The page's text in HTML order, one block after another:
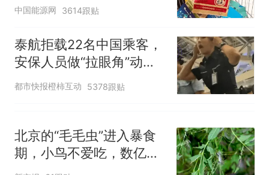
中国能源网 3614跟贴
泰航拒载22名中国乘客，
安保人员做“拉眼角”动
作，泰国机场最新回应：
拒绝登机决定由航司作
改签但没兑现
都市快报橙柿互动 5378跟贴
北京的“毛毛虫”进入暴食
期，小鸟不爱吃，数亿头
小蜂迎战